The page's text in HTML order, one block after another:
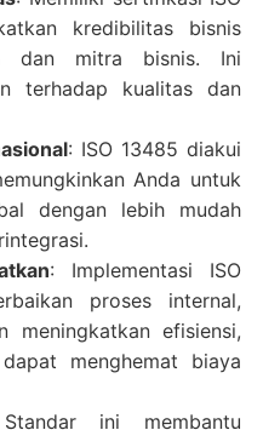
kredibilitas bisnis
dan mitra bisnis. Ini
terhadap kualitas dan
: ISO 13485 diakui
Anda untuk
dengan lebih mudah
: Implementasi ISO
proses internal,
meningkatkan efisiensi,
menghemat biaya
ini membantu